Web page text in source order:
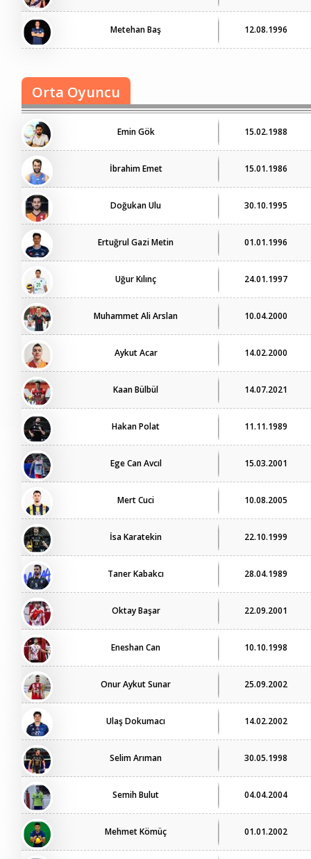
Metehan Baş 12.08.1996
Orta Oyuncu
Emin Gök 15.02.1988
İbrahim Emet 15.01.1986
Doğukan Ulu 30.10.1995
Ertuğrul Gazi Metin 01.01.1996
Uğur Kılınç 24.01.1997
Muhammet Ali Arslan 10.04.2000
Aykut Acar 14.02.2000
Kaan Bülbül 14.07.2021
Hakan Polat 11.11.1989
Ege Can Avcıl 15.03.2001
Mert Cuci 10.08.2005
İsa Karatekin 22.10.1999
Taner Kabakcı 28.04.1989
Oktay Başar 22.09.2001
Eneshan Can 10.10.1998
Onur Aykut Sunar 25.09.2002
Ulaş Dokumacı 14.02.2002
Selim Arıman 30.05.1998
Semih Bulut 04.04.2004
Mehmet Kömüç 01.01.2002